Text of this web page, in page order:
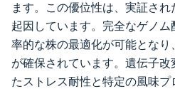
ます。この優位性は、実証さ
起因しています。完全なゲノ
率的な株の最適化が可能とな
が確保されています。遺伝子
たストレス耐性と特定の風味